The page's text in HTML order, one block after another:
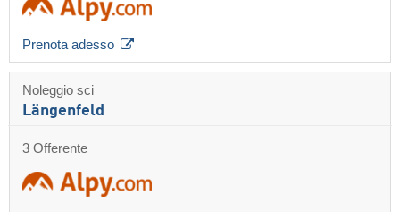
Prenota adesso
Noleggio sci
Längenfeld
3 Offerente